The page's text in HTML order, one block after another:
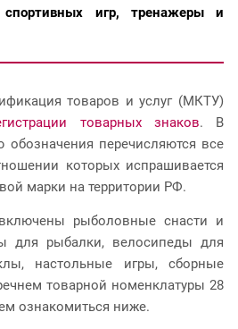
спортивных игр, тренажеры и
товаров и услуг (МКТУ)
товарных знаков. В
обозначения перечисляются все
которых испрашивается
марки на территории РФ.
рыболовные снасти и
для рыбалки, велосипеды для
настольные игры, сборные
товарной номенклатуры 28
ознакомиться ниже.